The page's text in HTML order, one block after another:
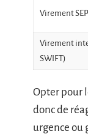
Virement
Virement
SWIFT)
Opter pour
donc de
urgence ou